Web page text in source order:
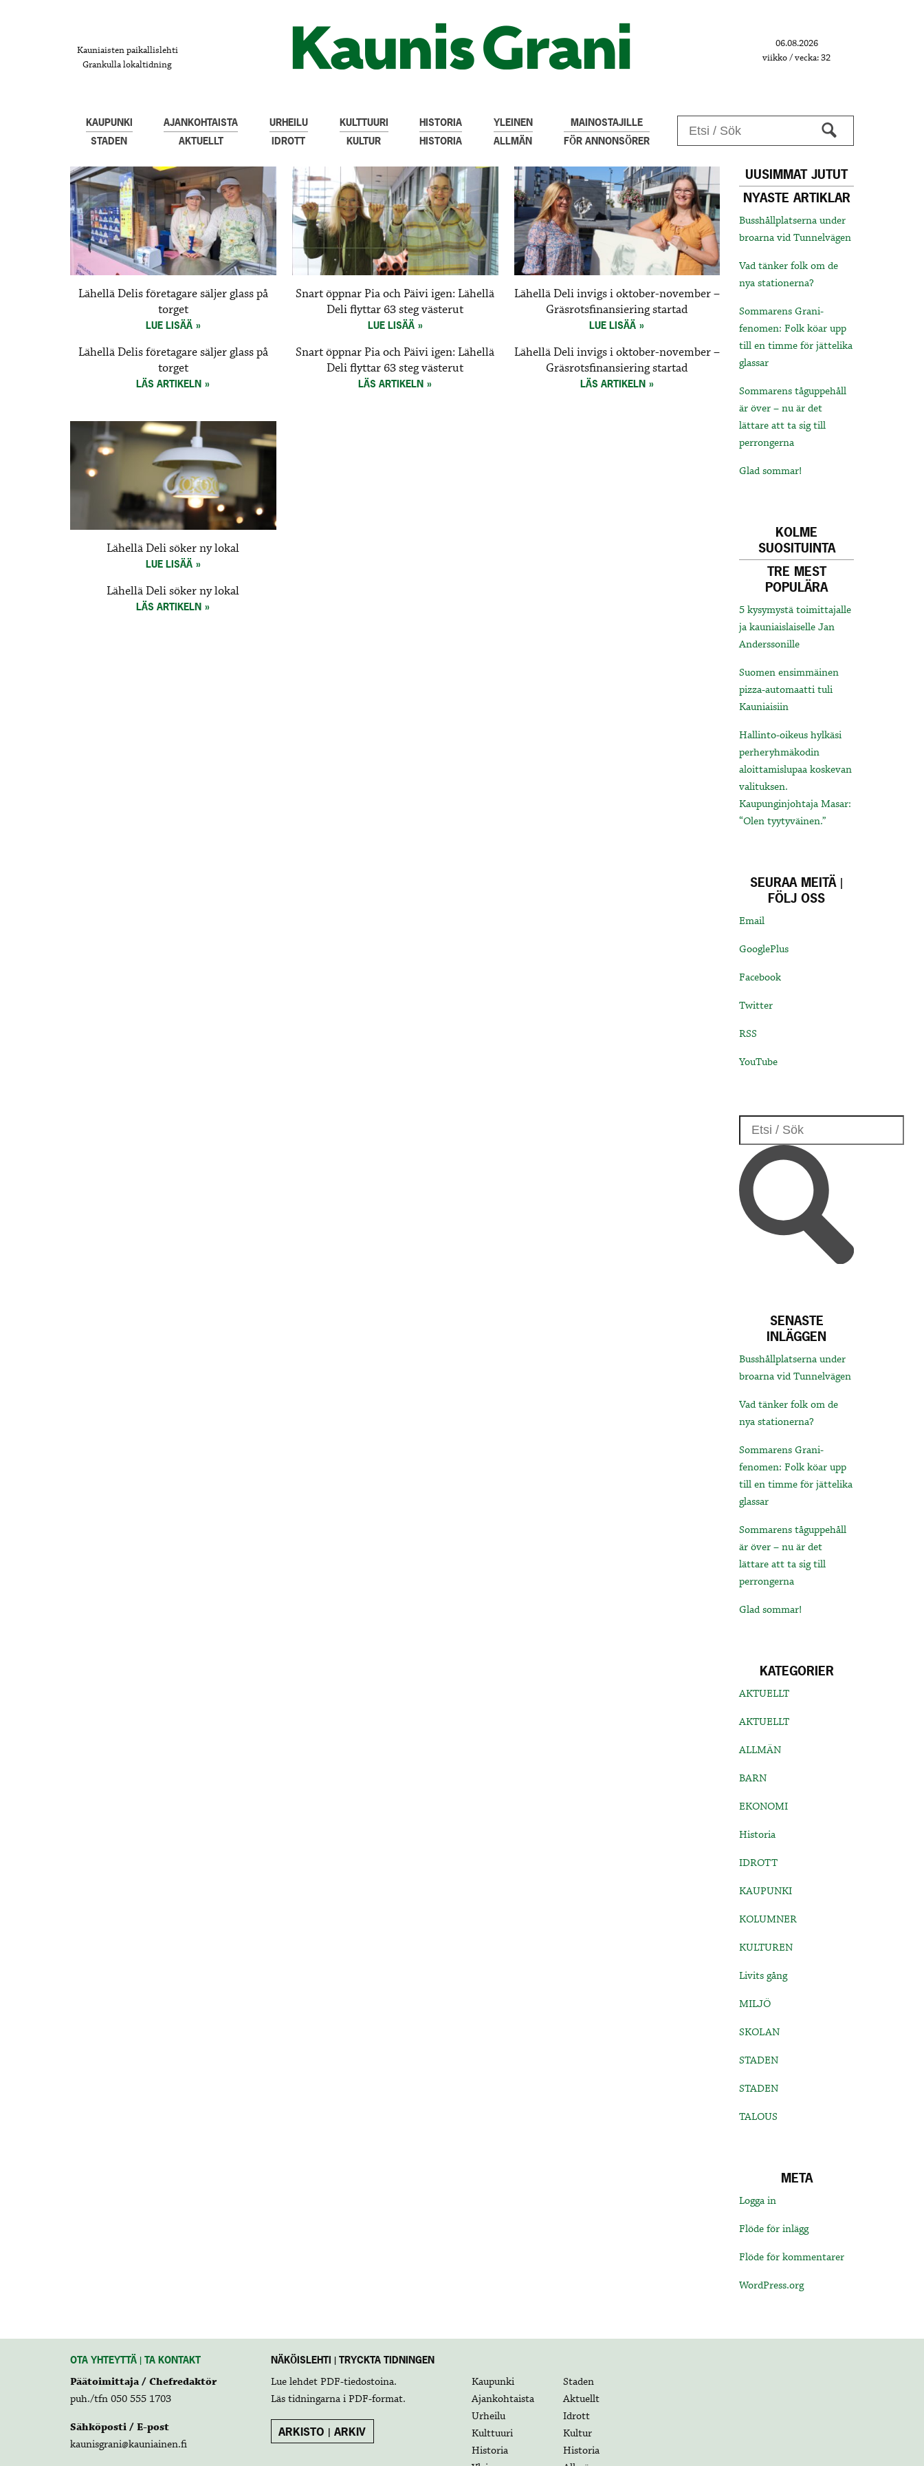
Kauniaisten paikallislehti
Grankulla lokaltidning
06.08.2026
viikko / vecka: 32
KAUPUNKI
STADEN
AJANKOHTAISTA
AKTUELLT
URHEILU
IDROTT
KULTTUURI
KULTUR
HISTORIA
HISTORIA
YLEINEN
ALLMÄN
MAINOSTAJILLE
FÖR ANNONSÖRER
Lähellä Delis företagare säljer glass på
torget
LUE LISÄÄ
Lähellä Delis företagare säljer glass på
torget
LÄS ARTIKELN
Snart öppnar Pia och Päivi igen: Lähellä
Deli flyttar 63 steg västerut
LUE LISÄÄ
Snart öppnar Pia och Päivi igen: Lähellä
Deli flyttar 63 steg västerut
LÄS ARTIKELN
Lähellä Deli invigs i oktober-november –
Gräsrotsfinansiering startad
LUE LISÄÄ
Lähellä Deli invigs i oktober-november –
Gräsrotsfinansiering startad
LÄS ARTIKELN
Lähellä Deli söker ny lokal
LUE LISÄÄ
Lähellä Deli söker ny lokal
LÄS ARTIKELN
UUSIMMAT JUTUT
NYASTE ARTIKLAR
Busshållplatserna under
broarna vid Tunnelvägen
Vad tänker folk om de
nya stationerna?
Sommarens Grani-
fenomen: Folk köar upp
till en timme för jättelika
glassar
Sommarens tåguppehåll
är över – nu är det
lättare att ta sig till
perrongerna
Glad sommar!
KOLME
SUOSITUINTA
TRE MEST
POPULÄRA
5 kysymystä toimittajalle
ja kauniaislaiselle Jan
Anderssonille
Suomen ensimmäinen
pizza-automaatti tuli
Kauniaisiin
Hallinto-oikeus hylkäsi
perheryhmäkodin
aloittamislupaa koskevan
valituksen.
Kaupunginjohtaja Masar:
“Olen tyytyväinen.”
SEURAA MEITÄ |
FÖLJ OSS
Email
GooglePlus
Facebook
Twitter
RSS
YouTube
SENASTE
INLÄGGEN
Busshållplatserna under
broarna vid Tunnelvägen
Vad tänker folk om de
nya stationerna?
Sommarens Grani-
fenomen: Folk köar upp
till en timme för jättelika
glassar
Sommarens tåguppehåll
är över – nu är det
lättare att ta sig till
perrongerna
Glad sommar!
KATEGORIER
AKTUELLT
AKTUELLT
ALLMÄN
BARN
EKONOMI
Historia
IDROTT
KAUPUNKI
KOLUMNER
KULTUREN
Livits gång
MILJÖ
SKOLAN
STADEN
STADEN
TALOUS
META
Logga in
Flöde för inlägg
Flöde för kommentarer
WordPress.org
OTA YHTEYTTÄ | TA KONTAKT
Päätoimittaja / Chefredaktör
puh./tfn 050 555 1703
Sähköposti / E-post
kaunisgrani@kauniainen.fi
NÄKÖISLEHTI | TRYCKTA TIDNINGEN
Lue lehdet PDF-tiedostoina.
Läs tidningarna i PDF-format.
ARKISTO | ARKIV
Kaupunki
Staden
Ajankohtaista
Aktuellt
Urheilu
Idrott
Kulttuuri
Kultur
Historia
Historia